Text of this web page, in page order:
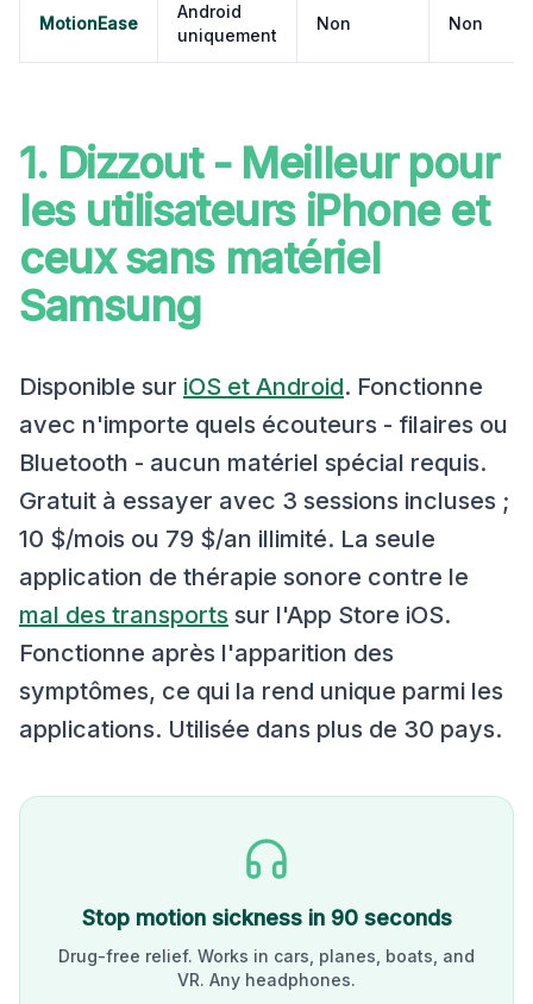
MotionEase
Android
uniquement
Non Non
1. Dizzout - Meilleur pour
les utilisateurs iPhone et
ceux sans matériel
Samsung
Disponible sur iOS et Android. Fonctionne
avec n'importe quels écouteurs - filaires ou
Bluetooth - aucun matériel spécial requis.
Gratuit à essayer avec 3 sessions incluses ;
10 $/mois ou 79 $/an illimité. La seule
application de thérapie sonore contre le
mal des transports sur l'App Store iOS.
Fonctionne après l'apparition des
symptômes, ce qui la rend unique parmi les
applications. Utilisée dans plus de 30 pays.
Stop motion sickness in 90 seconds
Drug-free relief. Works in cars, planes, boats, and
VR. Any headphones.